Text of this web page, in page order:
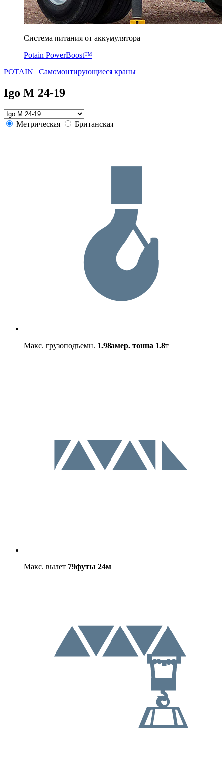
Система питания от аккумулятора
Potain PowerBoost™
POTAIN | Самомонтирующиеся краны
Igo M 24-19
Метрическая Британская
Макс. грузоподъемн. 1.98амер. тонна 1.8т
Макс. вылет 79футы 24м